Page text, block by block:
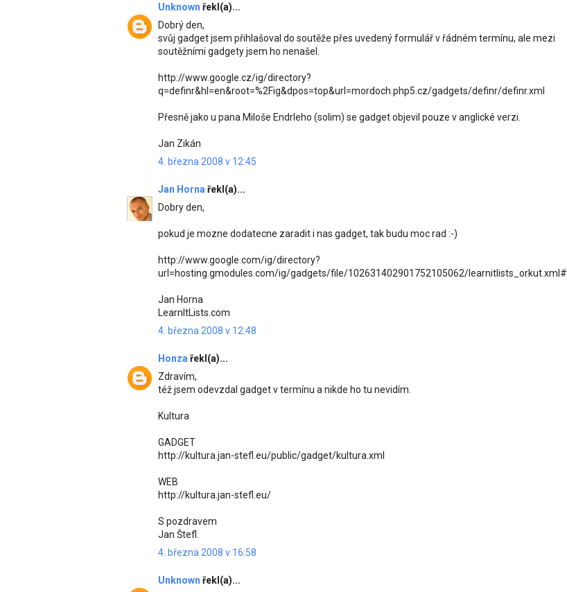
Unknown řekl(a)...
Dobrý den,
svůj gadget jsem přihlašoval do soutěže přes uvedený formulář v řádném termínu, ale mezi
soutěžními gadgety jsem ho nenašel.
http://www.google.cz/ig/directory?
q=definr&hl=en&root=%2Fig&dpos=top&url=mordoch.php5.cz/gadgets/definr/definr.xml
Přesně jako u pana Miloše Endrleho (solim) se gadget objevil pouze v anglické verzi.
Jan Zikán
4. března 2008 v 12:45
Jan Horna řekl(a)...
Dobry den,
pokud je mozne dodatecne zaradit i nas gadget, tak budu moc rad :-)
http://www.google.com/ig/directory?
url=hosting.gmodules.com/ig/gadgets/file/102631402901752105062/learnitlists_orkut.xml#
Jan Horna
LearnItLists.com
4. března 2008 v 12:48
Honza řekl(a)...
Zdravím,
též jsem odevzdal gadget v termínu a nikde ho tu nevidím.
Kultura
GADGET
http://kultura.jan-stefl.eu/public/gadget/kultura.xml
WEB
http://kultura.jan-stefl.eu/
S pozdravem
Jan Štefl.
4. března 2008 v 16:58
Unknown řekl(a)...